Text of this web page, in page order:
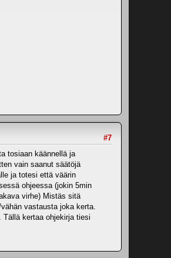
#7
tosiaan käännellä ja
vain saanut säätöjä
ja totesi että väärin
ohjeessa (jokin 5min
virhe) Mistäs sitä
vastausta joka kerta.
kertaa ohjekirja tiesi